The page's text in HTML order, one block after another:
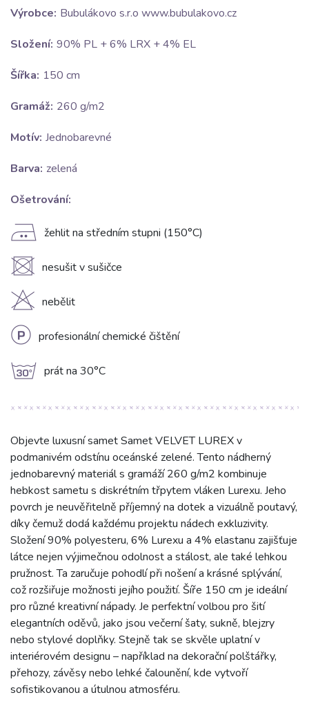
Výrobce: Bubulákovo s.r.o www.bubulakovo.cz
Složení: 90% PL + 6% LRX + 4% EL
Šířka: 150 cm
Gramáž: 260 g/m2
Motív: Jednobarevné
Barva: zelená
Ošetrování:
E žehlit na středním stupni (150°C)
U nesušit v sušičce
H nebělit
L profesionální chemické čištění
g prát na 30°C
Objevte luxusní samet Samet VELVET LUREX v
podmanivém odstínu oceánské zelené. Tento nádherný
jednobarevný materiál s gramáží 260 g/m2 kombinuje
hebkost sametu s diskrétním třpytem vláken Lurexu. Jeho
povrch je neuvěřitelně příjemný na dotek a vizuálně poutavý,
díky čemuž dodá každému projektu nádech exkluzivity.
Složení 90% polyesteru, 6% Lurexu a 4% elastanu zajišťuje
látce nejen výjimečnou odolnost a stálost, ale také lehkou
pružnost. Ta zaručuje pohodlí při nošení a krásné splývání,
což rozšiřuje možnosti jejího použití. Šíře 150 cm je ideální
pro různé kreativní nápady. Je perfektní volbou pro šití
elegantních oděvů, jako jsou večerní šaty, sukně, blejzry
nebo stylové doplňky. Stejně tak se skvěle uplatní v
interiérovém designu – například na dekorační polštářky,
přehozy, závěsy nebo lehké čalounění, kde vytvoří
sofistikovanou a útulnou atmosféru.